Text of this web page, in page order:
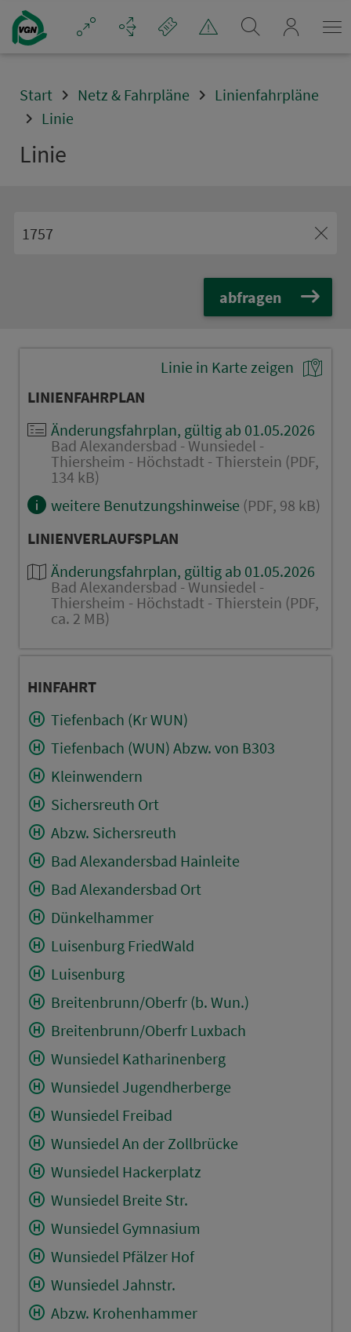
Navigation überspringen
Start Netz & Fahrpläne
Linienfahrpläne
Linie
Linie
abfragen
Linie in Karte zeigen
LINIENFAHRPLAN
Änderungsfahrplan, gültig ab 01.05.2026
Bad Alexandersbad - Wunsiedel -
Thiersheim - Höchstadt - Thierstein (PDF,
134 kB)
weitere Benutzungshinweise (PDF, 98 kB)
LINIENVERLAUFSPLAN
Änderungsfahrplan, gültig ab 01.05.2026
Bad Alexandersbad - Wunsiedel -
Thiersheim - Höchstadt - Thierstein (PDF,
ca. 2 MB)
HINFAHRT
Tiefenbach (Kr WUN)
Tiefenbach (WUN) Abzw. von B303
Kleinwendern
Sichersreuth Ort
Abzw. Sichersreuth
Bad Alexandersbad Hainleite
Bad Alexandersbad Ort
Dünkelhammer
Luisenburg FriedWald
Luisenburg
Breitenbrunn/Oberfr (b. Wun.)
Breitenbrunn/Oberfr Luxbach
Wunsiedel Katharinenberg
Wunsiedel Jugendherberge
Wunsiedel Freibad
Wunsiedel An der Zollbrücke
Wunsiedel Hackerplatz
Wunsiedel Breite Str.
Wunsiedel Gymnasium
Wunsiedel Pfälzer Hof
Wunsiedel Jahnstr.
Abzw. Krohenhammer